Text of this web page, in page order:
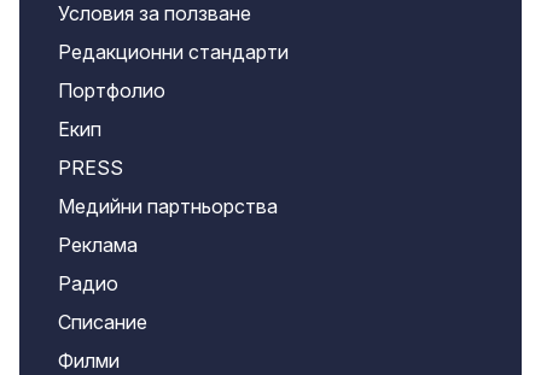
Условия за ползване
Редакционни стандарти
Портфолио
Екип
PRESS
Медийни партньорства
Реклама
Радио
Списание
Филми